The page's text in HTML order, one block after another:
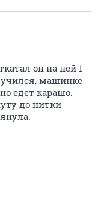
он на ней 1
машинке
едет карашо.
до нитки